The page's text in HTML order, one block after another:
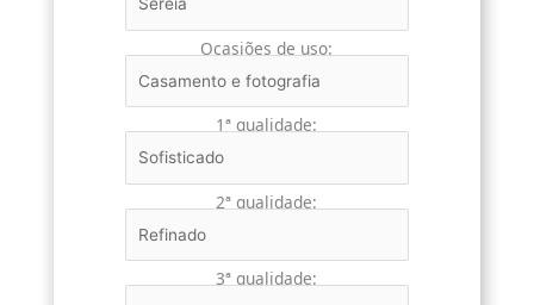
Ocasiões de uso:
1ª qualidade:
2ª qualidade:
3ª qualidade: